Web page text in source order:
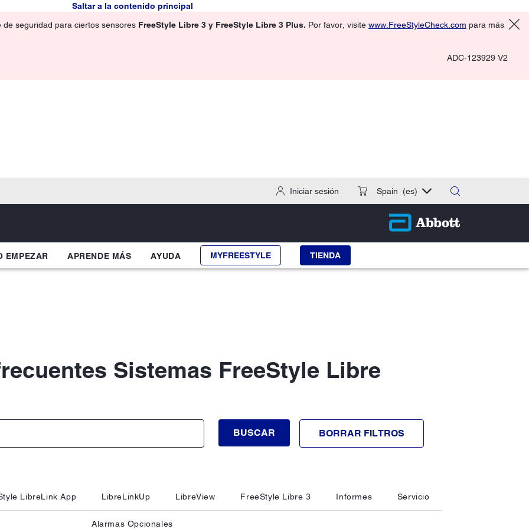
Saltar a la contenido principal
seguridad para ciertos sensores FreeStyle Libre 3 y FreeStyle Libre 3 Plus. Por favor, visite www.FreeStyleCheck.com para más
ADC-123929 V2
Iniciar sesión Spain (es)
EMPEZAR APRENDE MÁS AYUDA MYFREESTYLE TIENDA
Sistemas FreeStyle Libre
BUSCAR BORRAR FILTROS
LibreLink App LibreLinkUp LibreView FreeStyle Libre 3 Informes Servicio
Alarmas Opcionales